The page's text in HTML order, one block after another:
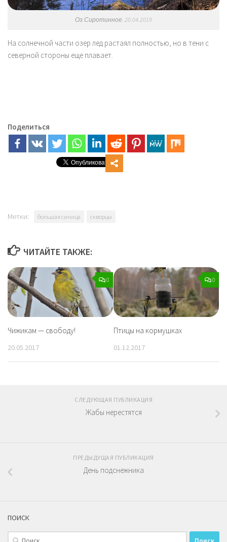
Оз.Сиротинное. 20.04.2019
На солнечной части озер лед растаял полностью, но в тени с
северной стороны еще плавает.
Поделиться
Метки: большая синица скворцы
ЧИТАЙТЕ ТАКЖЕ:
0
Чижикам — свободу!
20.05.2017
0
Птицы на кормушках
01.12.2017
СЛЕДУЮЩАЯ ПУБЛИКАЦИЯ
Жабы нерестятся
ПРЕДЫДУЩАЯ ПУБЛИКАЦИЯ
День подснежника
ПОИСК
Найти: